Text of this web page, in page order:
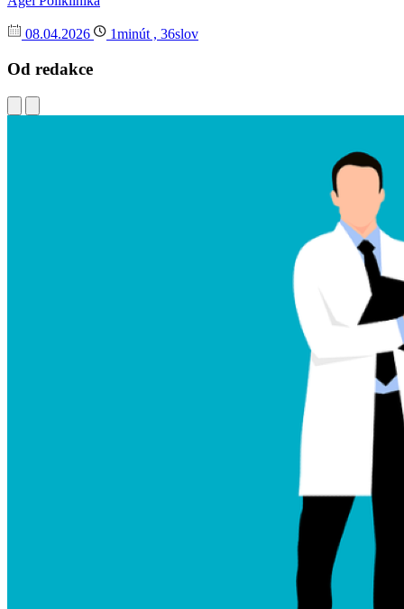
08.04.2026 1minút , 36slov
Od redakce